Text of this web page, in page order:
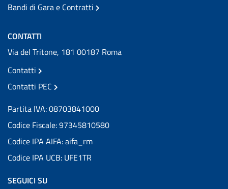
Bandi di Gara e Contratti
CONTATTI
Via del Tritone, 181 00187 Roma
Contatti
Contatti PEC
Partita IVA: 08703841000
Codice Fiscale: 97345810580
Codice IPA AIFA: aifa_rm
Codice IPA UCB: UFE1TR
SEGUICI SU